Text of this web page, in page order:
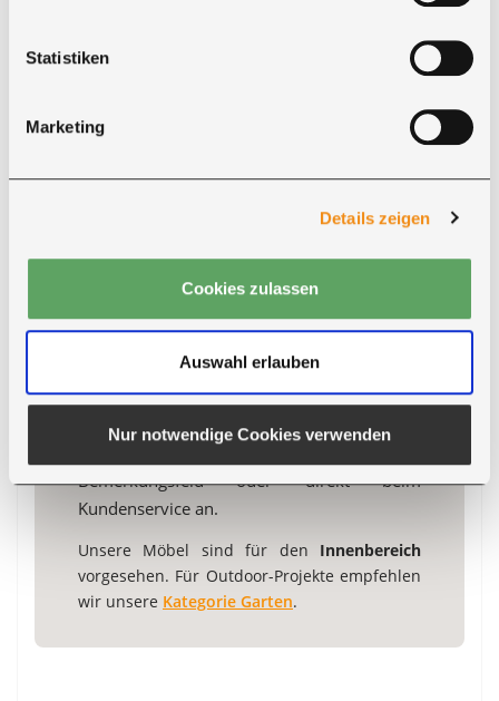
Statistiken
Marketing
Details zeigen
Cookies zulassen
Auswahl erlauben
Nur notwendige Cookies verwenden
Metallteile in Ihrer RAL-
Wunschfarbe
Lackierbare Metallteile können in
zahlreichen RAL-Farben gefertigt werden.
Wählen Sie die Option "RAL-Wunschfarbe"
und geben Sie den Farbcode im
Bemerkungsfeld oder direkt beim
Kundenservice an.
Unsere Möbel sind für den Innenbereich
vorgesehen. Für Outdoor-Projekte empfehlen
wir unsere Kategorie Garten.